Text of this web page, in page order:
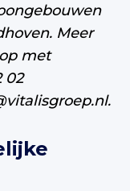
Meer
met
02